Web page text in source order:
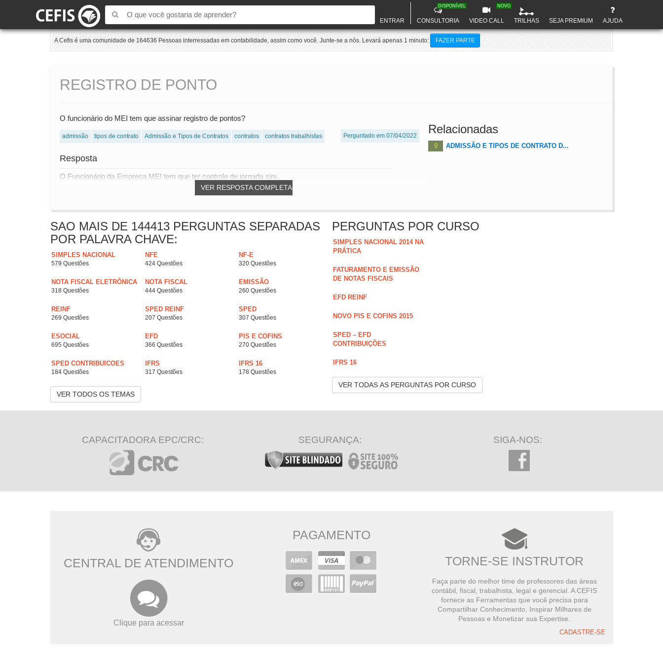
ENTRAR CONSULTORIA
DISPONÍVEL
VIDEO CALL
NOVO
TRILHAS SEJA PREMIUM AJUDA
A Cefis é uma comunidade de 164636 Pessoas interressadas em contabilidade, assim como você. Junte-se a nós. Levará apenas 1 minuto: FAZER PARTE
REGISTRO DE PONTO
O funcionário do MEI tem que assinar registro de pontos?
admissão tipos de contrato Admissão e Tipos de Contratos contratos contratos trabalhistas Perguntado em 07/04/2022
Resposta
VER RESPOSTA COMPLETA
O Funcionário da Empresa MEI tem que ter controle de jornada sim.
Relacionadas
9 ADMISSÃO E TIPOS DE CONTRATO D...
SAO MAIS DE 144413 PERGUNTAS SEPARADAS
POR PALAVRA CHAVE:
SIMPLES NACIONAL
579 Questões
NFE
424 Questões
NF-E
320 Questões
NOTA FISCAL ELETRÔNICA
318 Questões
NOTA FISCAL
444 Questões
EMISSÃO
260 Questões
REINF
269 Questões
SPED REINF
207 Questões
SPED
307 Questões
ESOCIAL
695 Questões
EFD
366 Questões
PIS E COFINS
270 Questões
SPED CONTRIBUICOES
184 Questões
IFRS
317 Questões
IFRS 16
178 Questões
VER TODOS OS TEMAS
PERGUNTAS POR CURSO
SIMPLES NACIONAL 2014 NA
PRÁTICA
FATURAMENTO E EMISSÃO
DE NOTAS FISCAIS
EFD REINF
NOVO PIS E COFINS 2015
SPED – EFD
CONTRIBUIÇÕES
IFRS 16
VER TODAS AS PERGUNTAS POR CURSO
CAPACITADORA EPC/CRC: SEGURANÇA: SIGA-NOS:
CENTRAL DE ATENDIMENTO
Clique para acessar
PAGAMENTO
TORNE-SE INSTRUTOR
Faça parte do melhor time de professores das áreas
contábil, fiscal, trabalhista, legal e gerencial. A CEFIS
fornece as Ferramentas que você precisa para
Compartilhar Conhecimento, Inspirar Milhares de
Pessoas e Monetizar sua Expertise.
CADASTRE-SE